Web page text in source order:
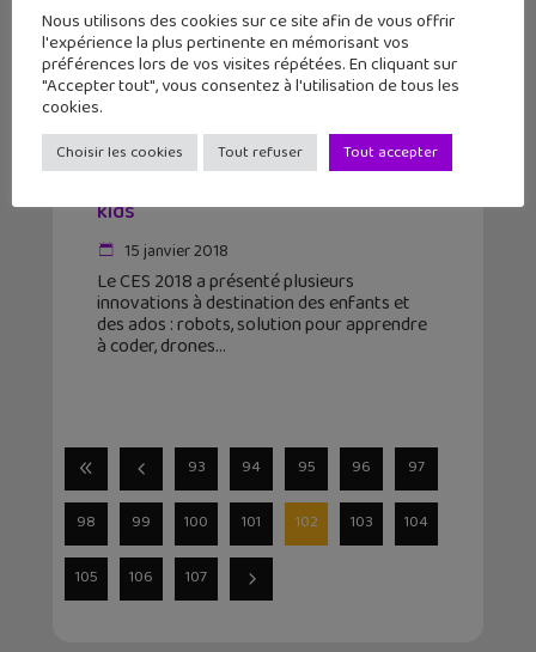
CES 2018 : drones, robots, objets
connectés… 5 innovations pour les
kids
15 janvier 2018
Le CES 2018 a présenté plusieurs
innovations à destination des enfants et
des ados : robots, solution pour apprendre
à coder, drones
93 94 95 96 97
98 99 100 101 102 103 104
105 106 107
Nous utilisons des cookies sur ce site afin de vous offrir
l'expérience la plus pertinente en mémorisant vos
préférences lors de vos visites répétées. En cliquant sur
"Accepter tout", vous consentez à l'utilisation de tous les
cookies.
Choisir les cookies Tout refuser Tout accepter